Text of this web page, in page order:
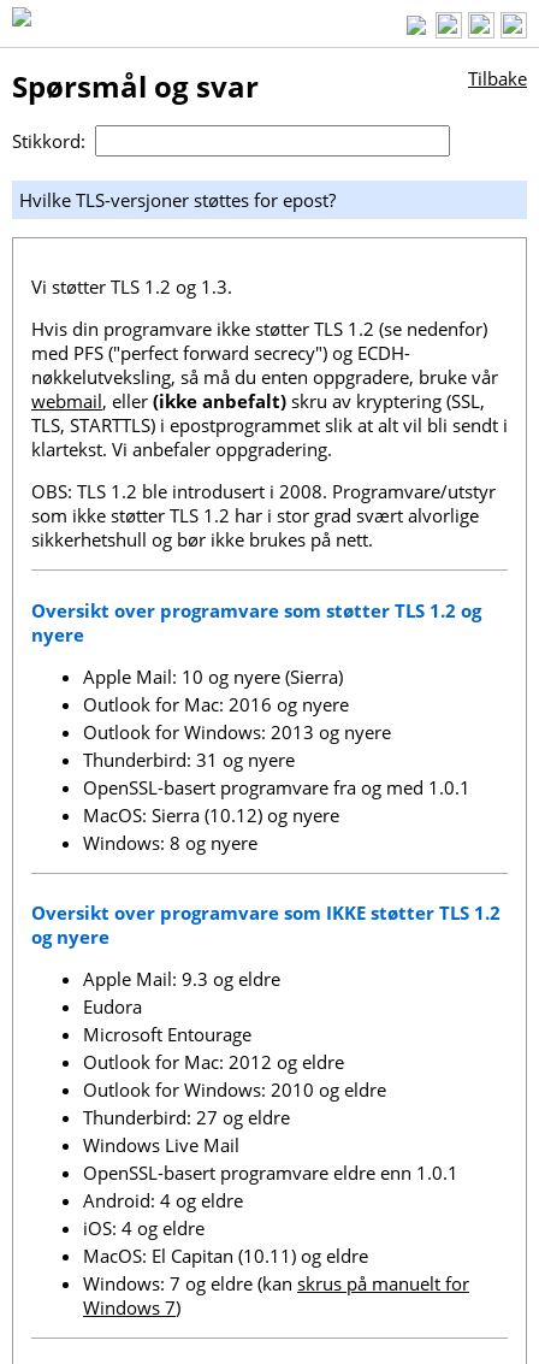
Spørsmål og svar Tilbake
Stikkord:
Hvilke TLS-versjoner støttes for epost?
Vi støtter TLS 1.2 og 1.3.
Hvis din programvare ikke støtter TLS 1.2 (se nedenfor)
med PFS ("perfect forward secrecy") og ECDH-
nøkkelutveksling, så må du enten oppgradere, bruke vår
webmail, eller (ikke anbefalt) skru av kryptering (SSL,
TLS, STARTTLS) i epostprogrammet slik at alt vil bli sendt i
klartekst. Vi anbefaler oppgradering.
OBS: TLS 1.2 ble introdusert i 2008. Programvare/utstyr
som ikke støtter TLS 1.2 har i stor grad svært alvorlige
sikkerhetshull og bør ikke brukes på nett.
Oversikt over programvare som støtter TLS 1.2 og
nyere
Apple Mail: 10 og nyere (Sierra)
Outlook for Mac: 2016 og nyere
Outlook for Windows: 2013 og nyere
Thunderbird: 31 og nyere
OpenSSL-basert programvare fra og med 1.0.1
MacOS: Sierra (10.12) og nyere
Windows: 8 og nyere
Oversikt over programvare som IKKE støtter TLS 1.2
og nyere
Apple Mail: 9.3 og eldre
Eudora
Microsoft Entourage
Outlook for Mac: 2012 og eldre
Outlook for Windows: 2010 og eldre
Thunderbird: 27 og eldre
Windows Live Mail
OpenSSL-basert programvare eldre enn 1.0.1
Android: 4 og eldre
iOS: 4 og eldre
MacOS: El Capitan (10.11) og eldre
Windows: 7 og eldre (kan skrus på manuelt for
Windows 7)